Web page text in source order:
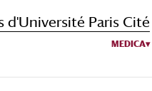
d'Université Paris Cité
MEDICA